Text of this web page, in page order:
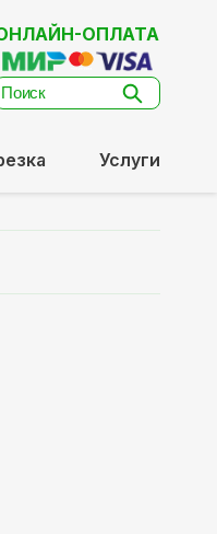
ОПЛАТА
Услуги